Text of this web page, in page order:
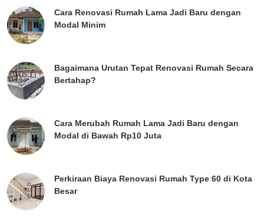
Cara Renovasi Rumah Lama Jadi Baru dengan
Modal Minim
Bagaimana Urutan Tepat Renovasi Rumah Secara
Bertahap?
Cara Merubah Rumah Lama Jadi Baru dengan
Modal di Bawah Rp10 Juta
Perkiraan Biaya Renovasi Rumah Type 60 di Kota
Besar